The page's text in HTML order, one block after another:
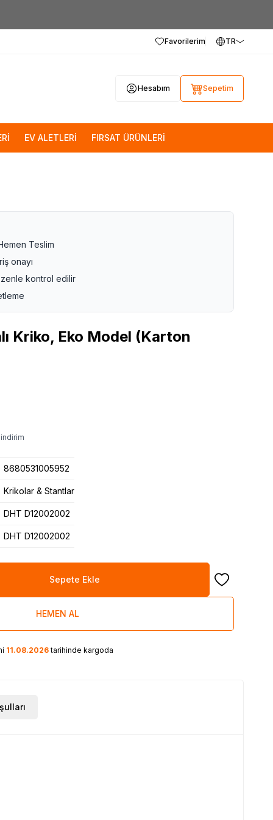
Favorilerim TR
Hesabım Sepetim
EV ALETLERİ FIRSAT ÜRÜNLERİ
Teslim
onayı
kontrol edilir
Kriko, Eko Model (Karton
8680531005952
Krikolar & Stantlar
DHT D12002002
DHT D12002002
Sepete Ekle Favoriye Ekle
HEMEN AL
11.08.2026tarihinde kargoda